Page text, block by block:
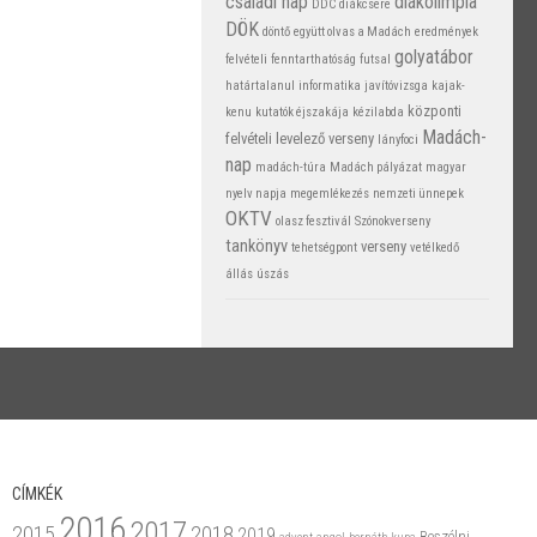
DDC diákcsere
DÖK döntő együtt olvas a Madách eredmények
felvételi fenntarthatóság futsal golyatábor
határtalanul informatika javítóvizsga kajak-
kenu kutatók éjszakája kézilabda központi
felvételi levelező verseny lányfoci Madách-
nap madách-túra Madách pályázat magyar
nyelv napja megemlékezés nemzeti ünnepek
OKTV olasz fesztivál Szónokverseny
tankönyv tehetségpont verseny vetélkedő
állás úszás
CÍMKÉK